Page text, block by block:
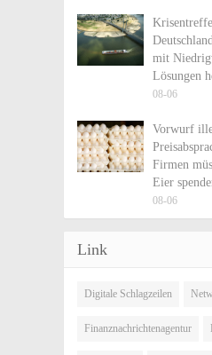
mit
Lösungen
08-06
Vorwurf
Firmen
Eier
08-06
Link
Digitale Schlagzeilen
Finanznachrichtenagentur